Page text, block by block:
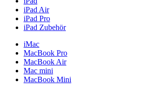
iPad Air
iPad Pro
iPad Zubehör
iMac
MacBook Pro
MacBook Air
Mac mini
MacBook Mini